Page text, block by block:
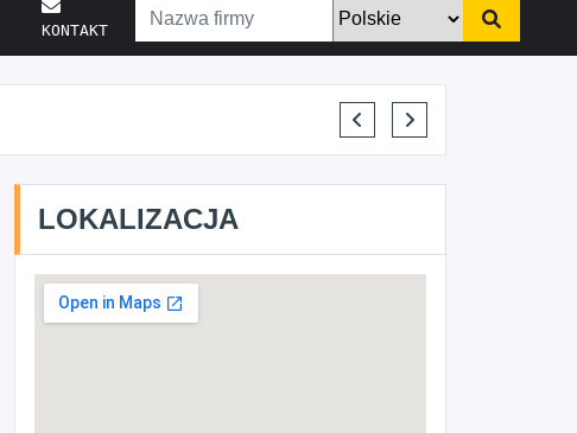
KONTAKT
ELENA MAKARCHIK
LOKALIZACJA